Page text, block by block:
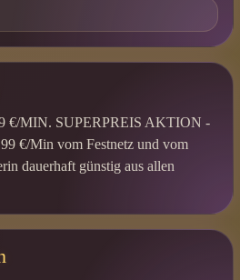
€/MIN. SUPERPREIS AKTION -
€/Min vom Festnetz und vom
dauerhaft günstig aus allen